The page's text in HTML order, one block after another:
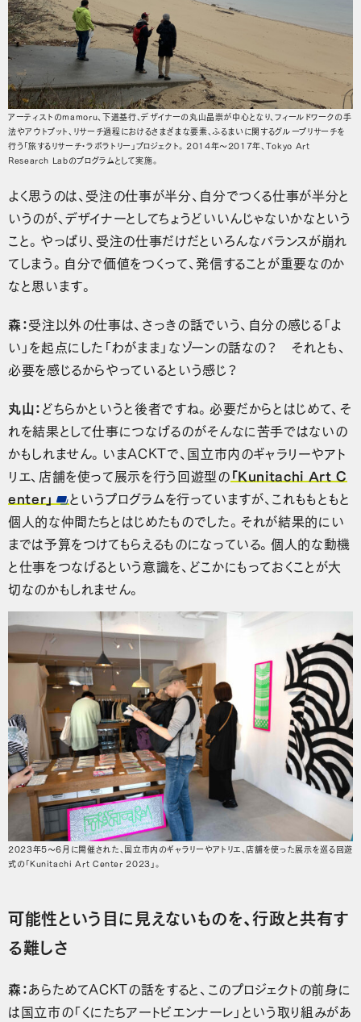
アーティストのmamoru、下道基行、デザイナーの丸山晶崇が中心となり、フィールドワークの手
法やアウトプット、リサーチ過程におけるさまざまな要素、ふるまいに関するグループリサーチを
行う「旅するリサーチ・ラボラトリー」プロジェクト。2014年～2017年、Tokyo Art
Research Labのプログラムとして実施。
よく思うのは、受注の仕事が半分、自分でつくる仕事が半分と
いうのが、デザイナーとしてちょうどいいんじゃないかなという
こと。やっぱり、受注の仕事だけだといろんなバランスが崩れ
てしまう。自分で価値をつくって、発信することが重要なのか
なと思います。
森：受注以外の仕事は、さっきの話でいう、自分の感じる「よ
い」を起点にした「わがまま」なゾーンの話なの？ それとも、
必要を感じるからやっているという感じ？
丸山：どちらかというと後者ですね。必要だからとはじめて、そ
れを結果として仕事につなげるのがそんなに苦手ではないの
かもしれません。いまACKTで、国立市内のギャラリーやアト
リエ、店舗を使って展示を行う回遊型の「Kunitachi Art C
enter」
というプログラムを行っていますが、これももともと
個人的な仲間たちとはじめたものでした。それが結果的にい
までは予算をつけてもらえるものになっている。個人的な動機
と仕事をつなげるという意識を、どこかにもっておくことが大
切なのかもしれません。
2023年5〜6月に開催された、国立市内のギャラリーやアトリエ、店舗を使った展示を巡る回遊
式の「Kunitachi Art Center 2023」。
可能性という目に見えないものを、行政と共有す
る難しさ
森：あらためてACKTの話をすると、このプロジェクトの前身に
は国立市の「くにたちアートビエンナーレ」という取り組みがあ